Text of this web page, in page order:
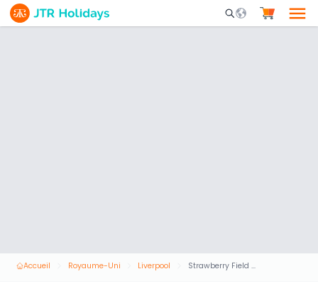
Mobile Search
Accueil Royaume-Uni Liverpool Strawberry Field de Liverpool